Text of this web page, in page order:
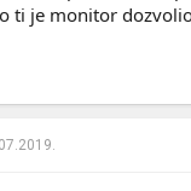
ti je monitor